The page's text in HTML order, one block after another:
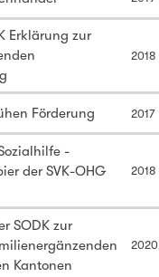
Erklärung zur
2018
Förderung 2017
-
der SVK-OHG
2018
SODK zur
Kantonen
2020